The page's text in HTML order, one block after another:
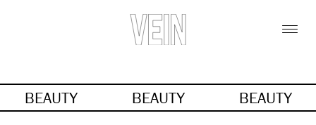
BEAUTY BEAUTY BEAUTY